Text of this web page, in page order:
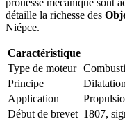
prouesse mécanique sont
détaille la richesse des
Niépce.
Caractéristique
Type de moteur
Principe
Application
Début de brevet 1807,